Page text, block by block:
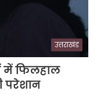
उत्तराखंड
में फिलहाल
परेशान